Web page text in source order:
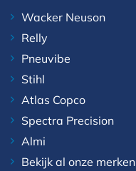
Wacker Neuson
Relly
Pneuvibe
Stihl
Atlas Copco
Spectra Precision
Almi
Bekijk al onze merken